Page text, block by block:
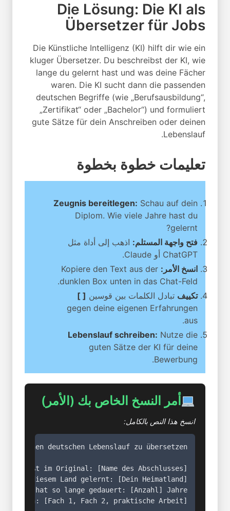
Die Lösung: Die KI als
Übersetzer für Jobs
Die Künstliche Intelligenz (KI) hilft dir wie ein
kluger Übersetzer. Du beschreibst der KI, wie
lange du gelernt hast und was deine Fächer
waren. Die KI sucht dann die passenden
deutschen Begriffe (wie „Berufsausbildung“,
„Zertifikat“ oder „Bachelor“) und formuliert
gute Sätze für dein Anschreiben oder deinen
Lebenslauf.
تعليمات خطوة بخطوة
Zeugnis bereitlegen: Schau auf dein
Diplom. Wie viele Jahre hast du
gelernt?
فتح واجهة المستلم: اذهب إلى أداة مثل
ChatGPT أو Claude.
انسخ الأمر: Kopiere den Text aus der
dunklen Box unten in das Chat-Feld.
تكييف تبادل الكلمات بين قوسين [ ]
gegen deine eigenen Erfahrungen
aus.
Lebenslauf schreiben: Nutze die
guten Sätze der KI für deine
Bewerbung.
أمر النسخ الخاص بك (الأمر)
انسخ هذا النص بالكامل: